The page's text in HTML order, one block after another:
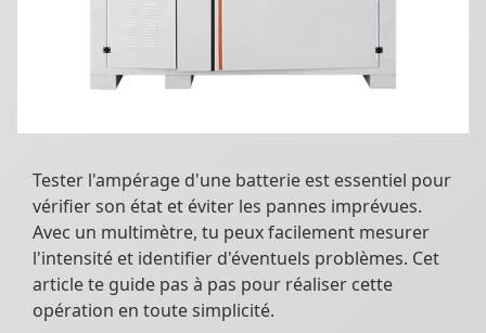
Tester l'ampérage d'une batterie est essentiel pour
vérifier son état et éviter les pannes imprévues.
Avec un multimètre, tu peux facilement mesurer
l'intensité et identifier d'éventuels problèmes. Cet
article te guide pas à pas pour réaliser cette
opération en toute simplicité.